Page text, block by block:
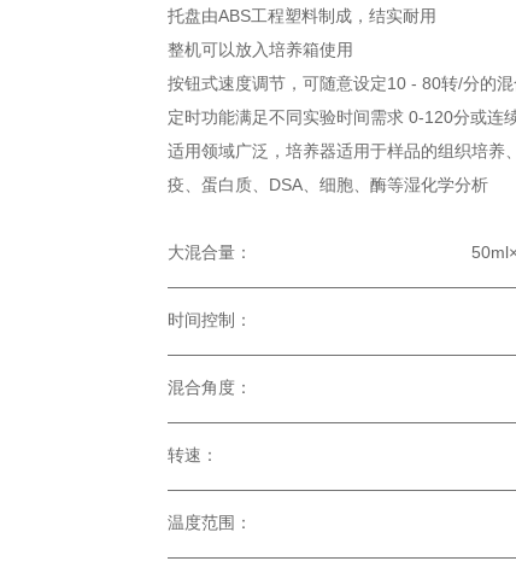
托盘由ABS工程塑料制成，结实耐用
整机可以放入培养箱使用
按钮式速度调节，可随意设定10 - 80转/分的
定时功能满足不同实验时间需求 0-120分或连
适用领域广泛，培养器适用于样品的组织培
疫、蛋白质、DSA、细胞、酶等湿化学分析
大混合量： 50ml×12支、
时间控制：
混合角度：
转速：
温度范围